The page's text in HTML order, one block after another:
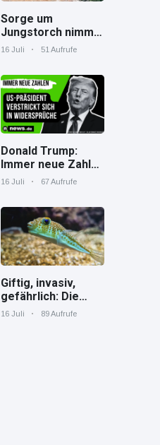
Sorge um
Jungstorch nimmt
glückliche
16 Juli 51 Aufrufe
Donald Trump:
Immer neue Zahlen
– US-Präsident
Widersprüche
16 Juli 67 Aufrufe
Giftig, invasiv,
gefährlich: Die
Spaßverderber im
16 Juli 89 Aufrufe